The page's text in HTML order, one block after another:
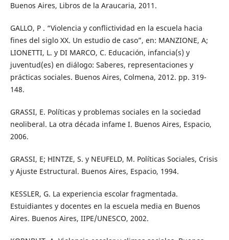
Buenos Aires, Libros de la Araucaria, 2011.
GALLO, P . “Violencia y conflictividad en la escuela hacia
fines del siglo XX. Un estudio de caso”, en: MANZIONE, A;
LIONETTI, L. y DI MARCO, C. Educación, infancia(s) y
juventud(es) en diálogo: Saberes, representaciones y
prácticas sociales. Buenos Aires, Colmena, 2012. pp. 319-
148.
GRASSI, E. Políticas y problemas sociales en la sociedad
neoliberal. La otra década infame I. Buenos Aires, Espacio,
2006.
GRASSI, E; HINTZE, S. y NEUFELD, M. Políticas Sociales, Crisis
y Ajuste Estructural. Buenos Aires, Espacio, 1994.
KESSLER, G. La experiencia escolar fragmentada.
Estuidiantes y docentes en la escuela media en Buenos
Aires. Buenos Aires, IIPE/UNESCO, 2002.